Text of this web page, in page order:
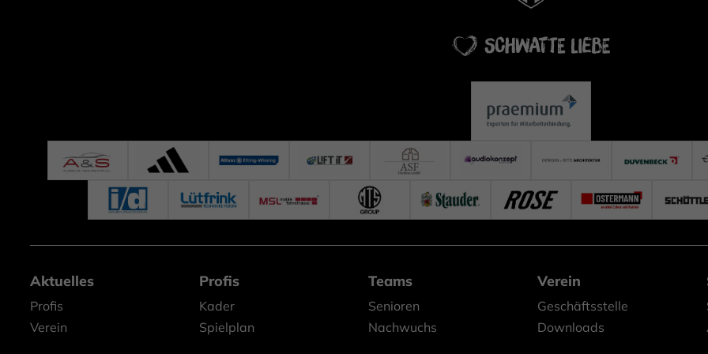
Aktuelles
Profis
Verein
Profis
Kader
Spielplan
Teams
Senioren
Nachwuchs
Verein
Geschäftsstelle
Downloads